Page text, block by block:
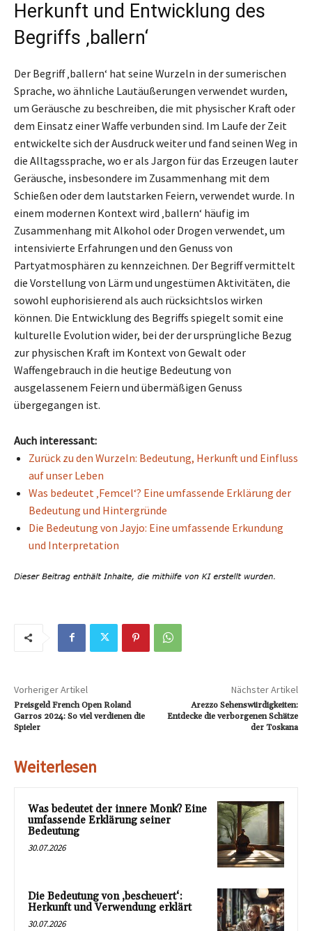
Herkunft und Entwicklung des
Begriffs ‚ballern‘
Der Begriff ‚ballern‘ hat seine Wurzeln in der sumerischen
Sprache, wo ähnliche Lautäußerungen verwendet wurden,
um Geräusche zu beschreiben, die mit physischer Kraft oder
dem Einsatz einer Waffe verbunden sind. Im Laufe der Zeit
entwickelte sich der Ausdruck weiter und fand seinen Weg in
die Alltagssprache, wo er als Jargon für das Erzeugen lauter
Geräusche, insbesondere im Zusammenhang mit dem
Schießen oder dem lautstarken Feiern, verwendet wurde. In
einem modernen Kontext wird ‚ballern‘ häufig im
Zusammenhang mit Alkohol oder Drogen verwendet, um
intensivierte Erfahrungen und den Genuss von
Partyatmosphären zu kennzeichnen. Der Begriff vermittelt
die Vorstellung von Lärm und ungestümen Aktivitäten, die
sowohl euphorisierend als auch rücksichtslos wirken
können. Die Entwicklung des Begriffs spiegelt somit eine
kulturelle Evolution wider, bei der der ursprüngliche Bezug
zur physischen Kraft im Kontext von Gewalt oder
Waffengebrauch in die heutige Bedeutung von
ausgelassenem Feiern und übermäßigen Genuss
übergegangen ist.
Auch interessant:
Zurück zu den Wurzeln: Bedeutung, Herkunft und Einfluss
auf unser Leben
Was bedeutet ‚Femcel‘? Eine umfassende Erklärung der
Bedeutung und Hintergründe
Die Bedeutung von Jayjo: Eine umfassende Erkundung
und Interpretation
Vorheriger Artikel
Preisgeld French Open Roland
Garros 2024: So viel verdienen die
Spieler
Nächster Artikel
Arezzo Sehenswürdigkeiten:
Entdecke die verborgenen Schätze
der Toskana
Weiterlesen
Was bedeutet der innere Monk? Eine
umfassende Erklärung seiner
Bedeutung
30.07.2026
Die Bedeutung von ‚bescheuert‘:
Herkunft und Verwendung erklärt
30.07.2026